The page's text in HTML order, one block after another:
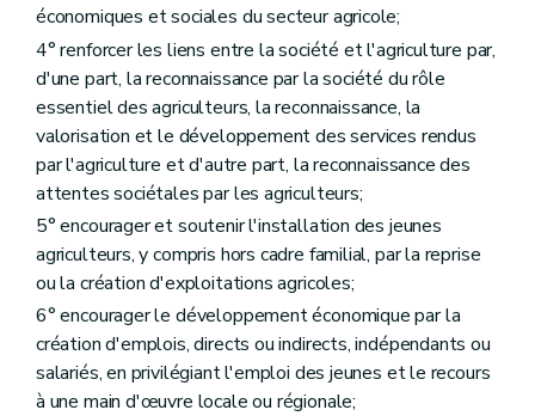
Section 2 Collège des producteurs
Art. D70
Art. D71
Art. D72
Art. D73
Art. D74
Art. D75
Section 3 Support opérationnel au collège des producteurs
Art. D76
Art. D77
Art. D78
Art. D79
Chapitre III Cellule de prospective et de veille scientifique
Art. 80
Art. 81
Chapitre IV Comité stratégique de l'agriculture
Art. D82
Art. D83
économiques et sociales du secteur agricole;
4° renforcer les liens entre la société et l'agriculture par,
d'une part, la reconnaissance par la société du rôle
essentiel des agriculteurs, la reconnaissance, la
valorisation et le développement des services rendus
par l'agriculture et d'autre part, la reconnaissance des
attentes sociétales par les agriculteurs;
5° encourager et soutenir l'installation des jeunes
agriculteurs, y compris hors cadre familial, par la reprise
ou la création d'exploitations agricoles;
6° encourager le développement économique par la
création d'emplois, directs ou indirects, indépendants ou
salariés, en privilégiant l'emploi des jeunes et le recours
à une main d'œuvre locale ou régionale;